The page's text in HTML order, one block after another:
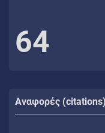
64
Αναφορές (citations)